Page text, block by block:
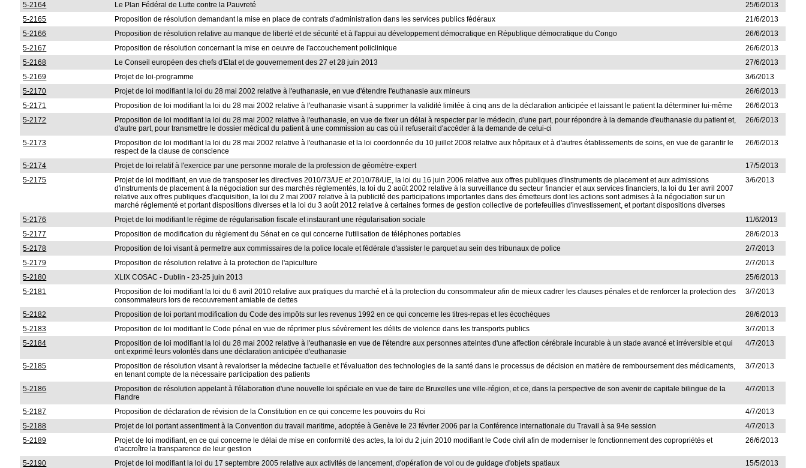
5-2164
Le Plan Fédéral de Lutte contre la Pauvreté
25/6/2013
5-2165
Proposition de résolution demandant la mise en place de contrats d'administration dans les services publics fédéraux
21/6/2013
5-2166
Proposition de résolution relative au manque de liberté et de sécurité et à l'appui au développement démocratique en République démocratique du Congo
26/6/2013
5-2167
Proposition de résolution concernant la mise en oeuvre de l'accouchement policlinique
26/6/2013
5-2168
Le Conseil européen des chefs d'Etat et de gouvernement des 27 et 28 juin 2013
27/6/2013
5-2169
Projet de loi-programme
3/6/2013
5-2170
Projet de loi modifiant la loi du 28 mai 2002 relative à l'euthanasie, en vue d'étendre l'euthanasie aux mineurs
26/6/2013
5-2171
Proposition de loi modifiant la loi du 28 mai 2002 relative à l'euthanasie visant à supprimer la validité limitée à cinq ans de la déclaration anticipée et laissant le patient la déterminer lui-même
26/6/2013
5-2172
Proposition de loi modifiant la loi du 28 mai 2002 relative à l'euthanasie, en vue de fixer un délai à respecter par le médecin, d'une part, pour répondre à la demande d'euthanasie du patient et,
d'autre part, pour transmettre le dossier médical du patient à une commission au cas où il refuserait d'accéder à la demande de celui-ci
26/6/2013
5-2173
Proposition de loi modifiant la loi du 28 mai 2002 relative à l'euthanasie et la loi coordonnée du 10 juillet 2008 relative aux hôpitaux et à d'autres établissements de soins, en vue de garantir le
respect de la clause de conscience
26/6/2013
5-2174 Projet de loi relatif à l'exercice par une personne morale de la profession de géomètre-expert
17/5/2013
5-2175
Projet de loi modifiant, en vue de transposer les directives 2010/73/UE et 2010/78/UE, la loi du 16 juin 2006 relative aux offres publiques d'instruments de placement et aux admissions
d'instruments de placement à la négociation sur des marchés réglementés, la loi du 2 août 2002 relative à la surveillance du secteur financier et aux services financiers, la loi du 1er avril 2007
relative aux offres publiques d'acquisition, la loi du 2 mai 2007 relative à la publicité des participations importantes dans des émetteurs dont les actions sont admises à la négociation sur un
marché réglementé et portant dispositions diverses et la loi du 3 août 2012 relative à certaines formes de gestion collective de portefeuilles d'investissement, et portant dispositions diverses
3/6/2013
5-2176 Projet de loi modifiant le régime de régularisation fiscale et instaurant une régularisation sociale
11/6/2013
5-2177
Proposition de modification du règlement du Sénat en ce qui concerne l'utilisation de téléphones portables
28/6/2013
5-2178
Proposition de loi visant à permettre aux commissaires de la police locale et fédérale d'assister le parquet au sein des tribunaux de police
2/7/2013
5-2179
Proposition de résolution relative à la protection de l'apiculture
2/7/2013
5-2180
XLIX COSAC - Dublin - 23-25 juin 2013
25/6/2013
5-2181
Proposition de loi modifiant la loi du 6 avril 2010 relative aux pratiques du marché et à la protection du consommateur afin de mieux cadrer les clauses pénales et de renforcer la protection des
consommateurs lors de recouvrement amiable de dettes
3/7/2013
5-2182 Proposition de loi portant modification du Code des impôts sur les revenus 1992 en ce qui concerne les titres-repas et les écochèques
28/6/2013
5-2183
Proposition de loi modifiant le Code pénal en vue de réprimer plus sévèrement les délits de violence dans les transports publics
3/7/2013
5-2184
Proposition de loi modifiant la loi du 28 mai 2002 relative à l'euthanasie en vue de l'étendre aux personnes atteintes d'une affection cérébrale incurable à un stade avancé et irréversible et qui
ont exprimé leurs volontés dans une déclaration anticipée d'euthanasie
4/7/2013
5-2185
Proposition de résolution visant à revaloriser la médecine factuelle et l'évaluation des technologies de la santé dans le processus de décision en matière de remboursement des médicaments,
en tenant compte de la nécessaire participation des patients
3/7/2013
5-2186
Proposition de résolution appelant à l'élaboration d'une nouvelle loi spéciale en vue de faire de Bruxelles une ville-région, et ce, dans la perspective de son avenir de capitale bilingue de la
Flandre
4/7/2013
5-2187 Proposition de déclaration de révision de la Constitution en ce qui concerne les pouvoirs du Roi
4/7/2013
5-2188
Projet de loi portant assentiment à la Convention du travail maritime, adoptée à Genève le 23 février 2006 par la Conférence internationale du Travail à sa 94e session
4/7/2013
5-2189
Projet de loi modifiant, en ce qui concerne le délai de mise en conformité des actes, la loi du 2 juin 2010 modifiant le Code civil afin de moderniser le fonctionnement des copropriétés et
d'accroître la transparence de leur gestion
26/6/2013
5-2190 Projet de loi modifiant la loi du 17 septembre 2005 relative aux activités de lancement, d'opération de vol ou de guidage d'objets spatiaux 15/5/2013